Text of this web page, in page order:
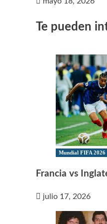
Te pueden
Mundial FIFA 2026
Francia vs
julio 17, 2026